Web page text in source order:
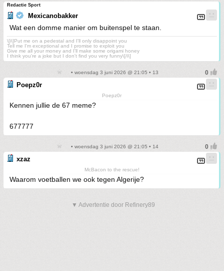
Redactie Sport
Mexicanobakker
Wat een domme manier om buitenspel te staan.
\[i\]Put me on a pedestal and I'll only disappoint you
Tell me I'm exceptional and I promise to exploit you
Give me all your money and I'll make some origami honey
I think you're a joke but I don't find you very funny\[/i\]
• woensdag 3 juni 2026 @ 21:05 • 13
Poepz0r
Poepz0r
Kennen jullie de 67 meme?
677777
• woensdag 3 juni 2026 @ 21:05 • 14
xzaz
McBacon to the rescue!
Waarom voetballen we ook tegen Algerije?
▼ Advertentie door Refinery89